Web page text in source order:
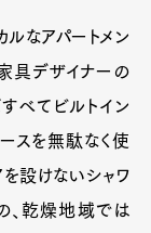
なアパートメン
具デザイナーの
べてビルトイン
スを無駄なく使
を設けないシャワ
、乾燥地域では